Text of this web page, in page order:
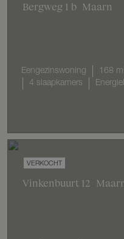
Bergweg 1 b Maarn
Eengezinswoning 168
4 slaapkamers
VERKOCHT
Vinkenbuurt 12